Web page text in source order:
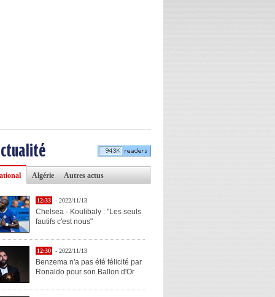
Algérie Autres actus
12:33 - 2022/11/13
Chelsea - Koulibaly : "Les seuls
fautifs c'est nous"
12:30 - 2022/11/13
Benzema n'a pas été félicité par
Ronaldo pour son Ballon d'Or